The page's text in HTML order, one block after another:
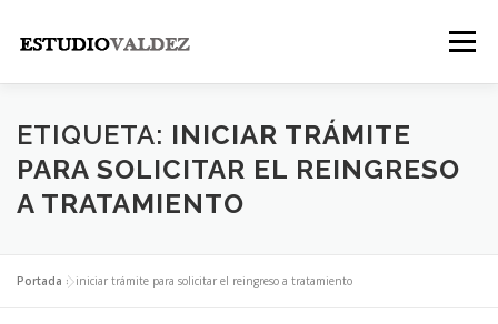
contenido
Menú
INICIO INSTITUCIONAL NOSOTROS
LEGALES PUBLICACIONES
ETIQUETA: INICIAR TRÁMITE
PARA SOLICITAR EL REINGRESO
A TRATAMIENTO
Portada »iniciar trámite para solicitar el reingreso a tratamiento